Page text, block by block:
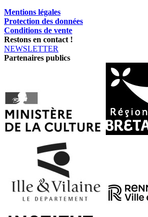
Mentions légales
Protection des données
Conditions de vente
Restons en contact !
NEWSLETTER
Partenaires publics